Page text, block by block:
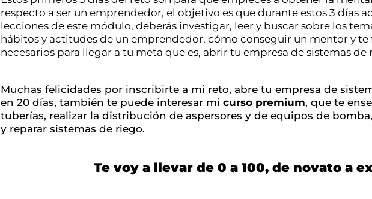
respecto a ser un emprendedor, el objetivo es que durante estos 3 días
lecciones de este módulo, deberás investigar, leer y buscar sobre los
hábitos y actitudes de un emprendedor, cómo conseguir un mentor y te
necesarios para llegar a tu meta que es, abrir tu empresa de sistemas de
Muchas felicidades por inscribirte a mi reto, abre tu empresa de
en 20 días, también te puede interesar mi curso premium, que te
tuberías, realizar la distribución de aspersores y de equipos de
y reparar sistemas de riego.
Te voy a llevar de 0 a 100, de novato a